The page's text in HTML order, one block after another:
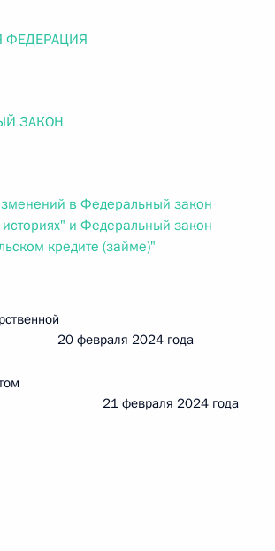
ФЕДЕРАЦИЯ
ЗАКОН
в Федеральный закон
и Федеральный закон
кредите (займе)"
февраля 2024 года
21 февраля 2024 года